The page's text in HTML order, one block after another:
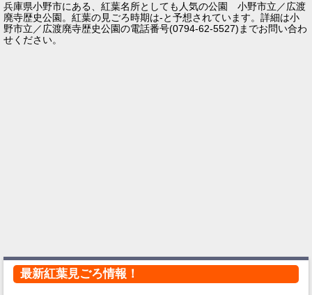
兵庫県小野市にある、紅葉名所としても人気の公園 小野市立／広渡
廃寺歴史公園。紅葉の見ごろ時期は-と予想されています。詳細は小
野市立／広渡廃寺歴史公園の電話番号(0794-62-5527)までお問い合わ
せください。
最新紅葉見ごろ情報！